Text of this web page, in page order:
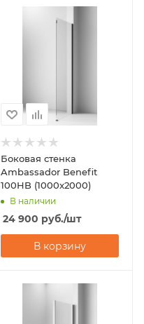
Боковая стенка
Ambassador Benefit
100HB (1000x2000)
В наличии
24 900 руб./шт
В корзину